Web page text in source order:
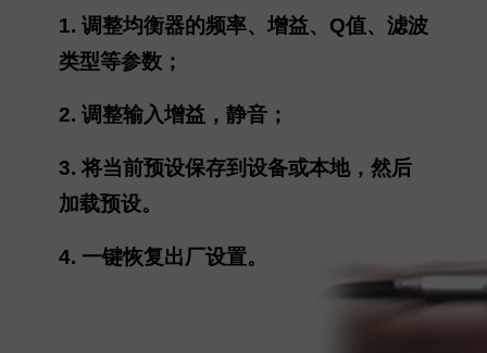
1. 调整均衡器的频率、增益、Q值、滤波
类型等参数；
2. 调整输入增益，静音；
3. 将当前预设保存到设备或本地，然后
加载预设。
4. 一键恢复出厂设置。